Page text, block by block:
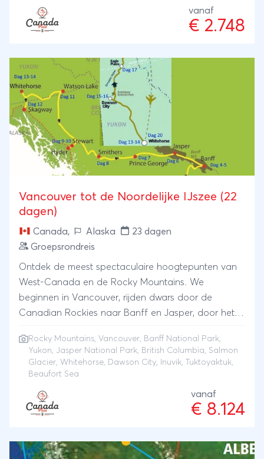
Provincial Park. Het neusje van de zalm is de
optionele excursie naar Tadoussac waar u een 3 uur
reis worden verlengd bij de start van de reis in
Montréal of aan het einde in Toronto. Deze reis zal
u nog lang bijblijven!
vanaf
€ 2.748
Vancouver tot de Noordelijke IJszee (22
dagen)
Canada, Alaska
23 dagen
Groepsrondreis
Ontdek de meest spectaculaire hoogtepunten van
West-Canada en de Rocky Mountains. We
beginnen in Vancouver, rijden dwars door de
Canadian Rockies naar Banff en Jasper, door het
vervolgens naar het noorden over de prachtige
Stewart-Cassiar Highway. Een kort stapje naar
Hyder in Alaska wordt gemaakt en aansluitend
bewonderen we Salmon Glacier. We bezoeken
onderweg talloze charmante steden en dorpen en
groepsreis gaat naar het 'einde van de wereld'. Via
Rocky Mountains, Vancouver, Banff National Park,
Yukon, Jasper National Park, British Columbia, Salmon
Glacier, Whitehorse, Dawson City, Inuvik, Tuktoyaktuk,
Beaufort Sea
vanaf
€ 8.124